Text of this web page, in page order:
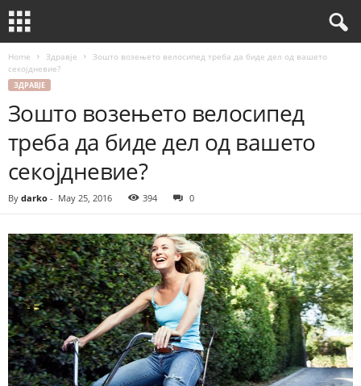
Home Здравје
Зошто возењето велосипед треба да биде дел од вашето
секојдневие?
ЗДРАВЈЕ
Зошто возењето велосипед
треба да биде дел од вашето
секојдневие?
By darko - May 25, 2016 394 0